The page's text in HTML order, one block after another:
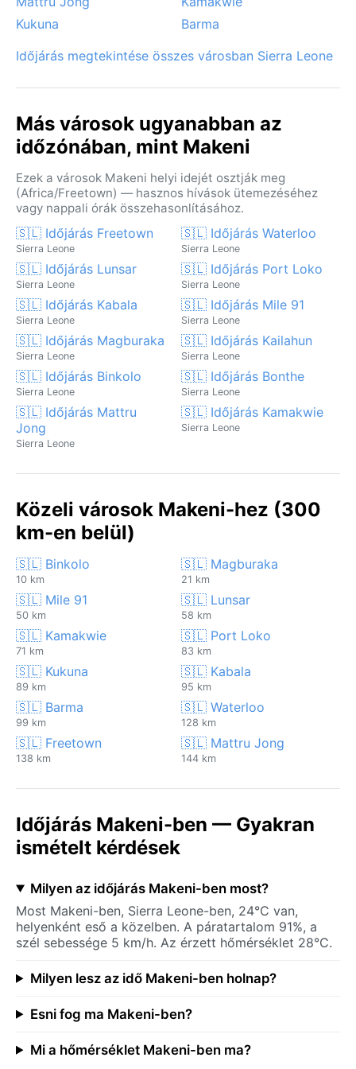
Kukuna
Barma
Időjárás megtekintése összes városban Sierra Leone
Más városok ugyanabban az
időzónában, mint Makeni
Ezek a városok Makeni helyi idejét osztják meg
(Africa/Freetown) — hasznos hívások ütemezéséhez
vagy nappali órák összehasonlításához.
🇸🇱 Időjárás Freetown
Sierra Leone
🇸🇱 Időjárás Waterloo
Sierra Leone
🇸🇱 Időjárás Lunsar
Sierra Leone
🇸🇱 Időjárás Port Loko
Sierra Leone
🇸🇱 Időjárás Kabala
Sierra Leone
🇸🇱 Időjárás Mile 91
Sierra Leone
🇸🇱 Időjárás Magburaka
Sierra Leone
🇸🇱 Időjárás Kailahun
Sierra Leone
🇸🇱 Időjárás Binkolo
Sierra Leone
🇸🇱 Időjárás Bonthe
Sierra Leone
🇸🇱 Időjárás Mattru
Jong
Sierra Leone
🇸🇱 Időjárás Kamakwie
Sierra Leone
Közeli városok Makeni-hez (300
km-en belül)
🇸🇱 Binkolo
10 km
🇸🇱 Magburaka
21 km
🇸🇱 Mile 91
50 km
🇸🇱 Lunsar
58 km
🇸🇱 Kamakwie
71 km
🇸🇱 Port Loko
83 km
🇸🇱 Kukuna
89 km
🇸🇱 Kabala
95 km
🇸🇱 Barma
99 km
🇸🇱 Waterloo
128 km
🇸🇱 Freetown
138 km
🇸🇱 Mattru Jong
144 km
Időjárás Makeni-ben — Gyakran
ismételt kérdések
Milyen az időjárás Makeni-ben most?
Most Makeni-ben, Sierra Leone-ben, 24°C van,
helyenként eső a közelben. A páratartalom 91%, a
szél sebessége 5 km/h. Az érzett hőmérséklet 28°C.
Milyen lesz az idő Makeni-ben holnap?
Esni fog ma Makeni-ben?
Mi a hőmérséklet Makeni-ben ma?